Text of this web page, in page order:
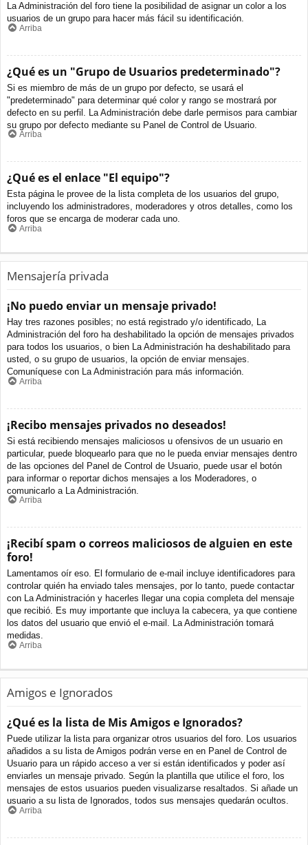
La Administración del foro tiene la posibilidad de asignar un color a los
usuarios de un grupo para hacer más fácil su identificación.
Arriba
¿Qué es un "Grupo de Usuarios predeterminado"?
Si es miembro de más de un grupo por defecto, se usará el
"predeterminado" para determinar qué color y rango se mostrará por
defecto en su perfil. La Administración debe darle permisos para cambiar
su grupo por defecto mediante su Panel de Control de Usuario.
Arriba
¿Qué es el enlace "El equipo"?
Esta página le provee de la lista completa de los usuarios del grupo,
incluyendo los administradores, moderadores y otros detalles, como los
foros que se encarga de moderar cada uno.
Arriba
Mensajería privada
¡No puedo enviar un mensaje privado!
Hay tres razones posibles; no está registrado y/o identificado, La
Administración del foro ha deshabilitado la opción de mensajes privados
para todos los usuarios, o bien La Administración ha deshabilitado para
usted, o su grupo de usuarios, la opción de enviar mensajes.
Comuníquese con La Administración para más información.
Arriba
¡Recibo mensajes privados no deseados!
Si está recibiendo mensajes maliciosos u ofensivos de un usuario en
particular, puede bloquearlo para que no le pueda enviar mensajes dentro
de las opciones del Panel de Control de Usuario, puede usar el botón
para informar o reportar dichos mensajes a los Moderadores, o
comunicarlo a La Administración.
Arriba
¡Recibí spam o correos maliciosos de alguien en este
foro!
Lamentamos oír eso. El formulario de e-mail incluye identificadores para
controlar quién ha enviado tales mensajes, por lo tanto, puede contactar
con La Administración y hacerles llegar una copia completa del mensaje
que recibió. Es muy importante que incluya la cabecera, ya que contiene
los datos del usuario que envió el e-mail. La Administración tomará
medidas.
Arriba
Amigos e Ignorados
¿Qué es la lista de Mis Amigos e Ignorados?
Puede utilizar la lista para organizar otros usuarios del foro. Los usuarios
añadidos a su lista de Amigos podrán verse en en Panel de Control de
Usuario para un rápido acceso a ver si están identificados y poder así
enviarles un mensaje privado. Según la plantilla que utilice el foro, los
mensajes de estos usuarios pueden visualizarse resaltados. Si añade un
usuario a su lista de Ignorados, todos sus mensajes quedarán ocultos.
Arriba